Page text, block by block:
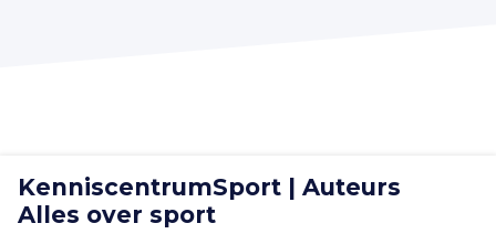
KenniscentrumSport | Auteurs
Alles over sport